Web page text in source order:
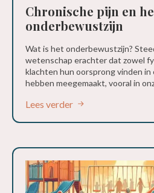
Chronische pijn en
onderbewustzijn
Wat is het onderbewustzijn?
wetenschap erachter dat zowel
klachten hun oorsprong vinden in
hebben meegemaakt, vooral in
Lees verder